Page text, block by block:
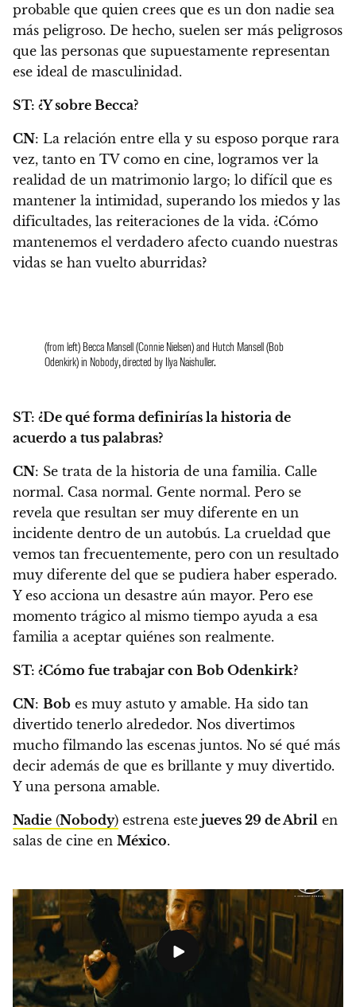
probable que quien crees que es un don nadie sea
más peligroso. De hecho, suelen ser más peligrosos
que las personas que supuestamente representan
ese ideal de masculinidad.
ST: ¿Y sobre Becca?
CN: La relación entre ella y su esposo porque rara
vez, tanto en TV como en cine, logramos ver la
realidad de un matrimonio largo; lo difícil que es
mantener la intimidad, superando los miedos y las
dificultades, las reiteraciones de la vida. ¿Cómo
mantenemos el verdadero afecto cuando nuestras
vidas se han vuelto aburridas?
(from left) Becca Mansell (Connie Nielsen) and Hutch Mansell (Bob
Odenkirk) in Nobody, directed by Ilya Naishuller.
ST: ¿De qué forma definirías la historia de
acuerdo a tus palabras?
CN: Se trata de la historia de una familia. Calle
normal. Casa normal. Gente normal. Pero se
revela que resultan ser muy diferente en un
incidente dentro de un autobús. La crueldad que
vemos tan frecuentemente, pero con un resultado
muy diferente del que se pudiera haber esperado.
Y eso acciona un desastre aún mayor. Pero ese
momento trágico al mismo tiempo ayuda a esa
familia a aceptar quiénes son realmente.
ST: ¿Cómo fue trabajar con Bob Odenkirk?
CN: Bob es muy astuto y amable. Ha sido tan
divertido tenerlo alrededor. Nos divertimos
mucho filmando las escenas juntos. No sé qué más
decir además de que es brillante y muy divertido.
Y una persona amable.
Nadie (Nobody) estrena este jueves 29 de Abril en
salas de cine en México.